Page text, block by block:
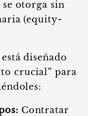
otorga sin
(equity-
diseñado
crucial” para
Contratar